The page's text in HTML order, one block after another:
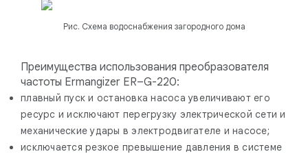
Рис. Схема водоснабжения загородного дома
Преимущества использования преобразователя
частоты Ermangizer ER–G-220:
плавный пуск и остановка насоса увеличивают его
ресурс и исключают перегрузку электрической сети и
механические удары в электродвигателе и насосе;
исключается резкое превышение давления в системе